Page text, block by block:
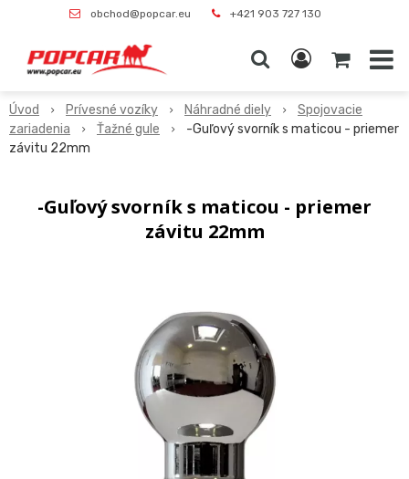
obchod@popcar.eu +421 903 727 130
Úvod Prívesné vozíky Náhradné diely
Spojovacie
zariadenia
Ťažné gule
-Guľový svorník s maticou - priemer
závitu 22mm
-Guľový svorník s maticou - priemer
závitu 22mm